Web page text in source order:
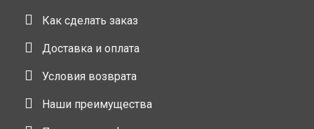
Как сделать заказ
Доставка и оплата
Условия возврата
Наши преимущества